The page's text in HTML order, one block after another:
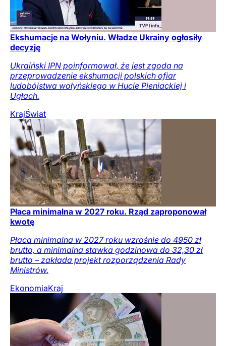
Ekshumacje na Wołyniu. Władze Ukrainy ogłosiły
decyzję
Ukraiński IPN poinformował, że jest zgoda na
przeprowadzenie ekshumacji polskich ofiar
ludobójstwa wołyńskiego w Hucie Pieniackiej i
Ugłach.
KrajŚwiat
Płaca minimalna w 2027 roku. Rząd zaproponował
kwotę
Płaca minimalna w 2027 roku wzrośnie do 4950 zł
brutto, a minimalna stawka godzinowa do 32,30 zł
brutto – zakłada projekt rozporządzenia Rady
Ministrów.
EkonomiaKraj